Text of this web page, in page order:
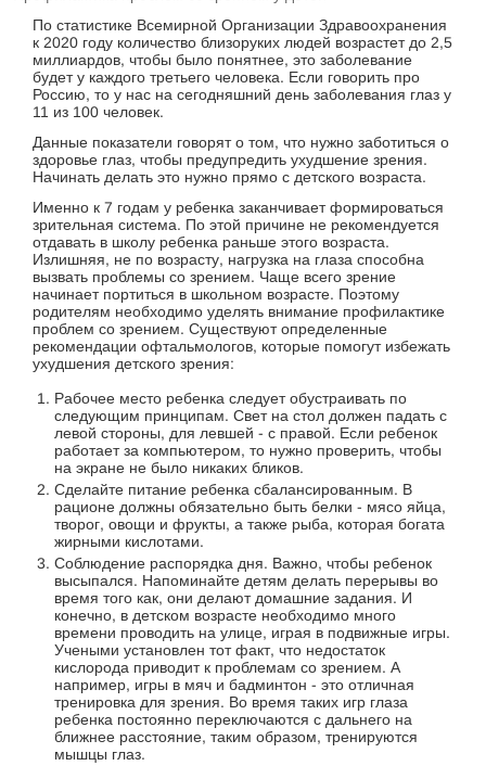
По статистике Всемирной Организации Здравоохранения
к 2020 году количество близоруких людей возрастет до 2,5
миллиардов, чтобы было понятнее, это заболевание
будет у каждого третьего человека. Если говорить про
Россию, то у нас на сегодняшний день заболевания глаз у
11 из 100 человек.
Данные показатели говорят о том, что нужно заботиться о
здоровье глаз, чтобы предупредить ухудшение зрения.
Начинать делать это нужно прямо с детского возраста.
Именно к 7 годам у ребенка заканчивает формироваться
зрительная система. По этой причине не рекомендуется
отдавать в школу ребенка раньше этого возраста.
Излишняя, не по возрасту, нагрузка на глаза способна
вызвать проблемы со зрением. Чаще всего зрение
начинает портиться в школьном возрасте. Поэтому
родителям необходимо уделять внимание профилактике
проблем со зрением. Существуют определенные
рекомендации офтальмологов, которые помогут избежать
ухудшения детского зрения:
Рабочее место ребенка следует обустраивать по
следующим принципам. Свет на стол должен падать с
левой стороны, для левшей - с правой. Если ребенок
работает за компьютером, то нужно проверить, чтобы
на экране не было никаких бликов.
Сделайте питание ребенка сбалансированным. В
рационе должны обязательно быть белки - мясо яйца,
творог, овощи и фрукты, а также рыба, которая богата
жирными кислотами.
Соблюдение распорядка дня. Важно, чтобы ребенок
высыпался. Напоминайте детям делать перерывы во
время того как, они делают домашние задания. И
конечно, в детском возрасте необходимо много
времени проводить на улице, играя в подвижные игры.
Учеными установлен тот факт, что недостаток
кислорода приводит к проблемам со зрением. А
например, игры в мяч и бадминтон - это отличная
тренировка для зрения. Во время таких игр глаза
ребенка постоянно переключаются с дальнего на
ближнее расстояние, таким образом, тренируются
мышцы глаз.